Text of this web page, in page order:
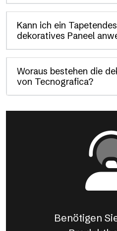
Kann ich ein
dekoratives Paneel
Woraus bestehen die
von Tecnografica?
Benötigen